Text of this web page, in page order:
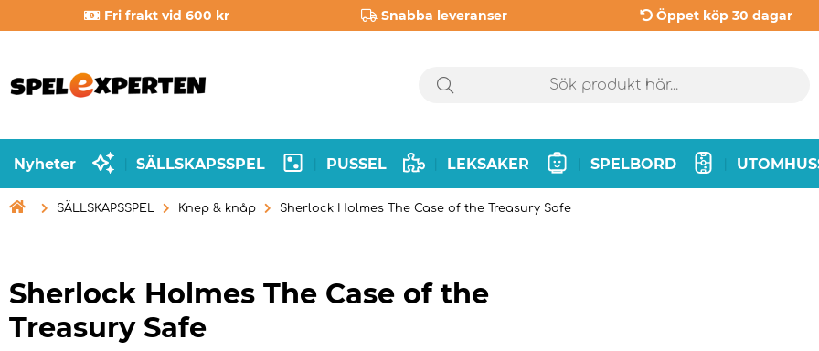
Fri frakt vid 600 kr Snabba leveranser Öppet köp 30 dagar
Nyheter SÄLLSKAPSSPEL PUSSEL LEKSAKER SPELBORD
 SÄLLSKAPSSPEL Knep & knåp Sherlock Holmes The Case of the Treasury Safe
Sherlock Holmes The Case of the
Treasury Safe